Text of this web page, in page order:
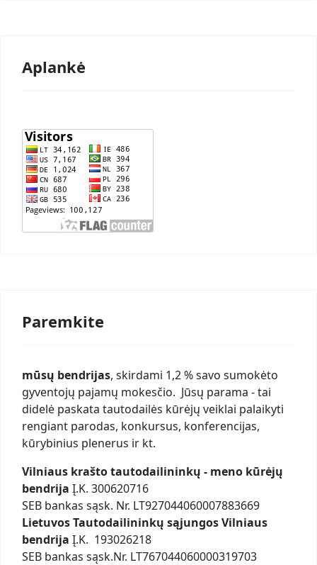
Aplankė
Paremkite
mūsų bendrijas, skirdami 1,2 % savo sumokėto
gyventojų pajamų mokesčio. Jūsų parama - tai
didelė paskata tautodailės kūrėjų veiklai palaikyti
rengiant parodas, konkursus, konferencijas,
kūrybinius plenerus ir kt.
Vilniaus krašto tautodailininkų - meno kūrėjų
bendrija Į.K. 300620716
SEB bankas sąsk. Nr. LT927044060007883669
Lietuvos Tautodailininkų sąjungos Vilniaus
bendrija Į.K. 193026218
SEB bankas sąsk.Nr. LT767044060000319703